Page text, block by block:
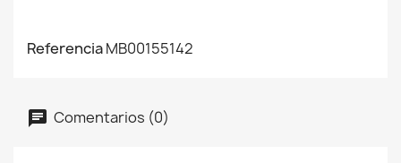
ReferenciaMB00155142
Comentarios (0)